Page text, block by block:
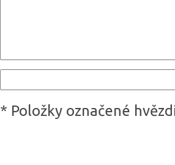
* Položky označené